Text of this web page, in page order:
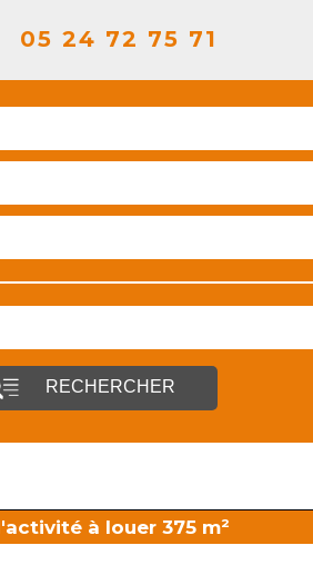
05 24 72 75 71
RECHERCHER
à louer 375 m²